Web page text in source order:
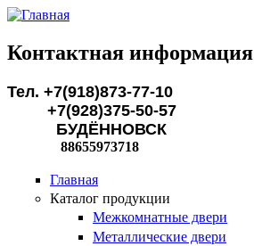
Перейти к основному содержанию
Контактная информация
Тел. +7(918)873-77-10
+7(928)375-50-57
БУДЁННОВСК
88655973718
Главная
Каталог продукции
Межкомнатные двери
Металлические двери